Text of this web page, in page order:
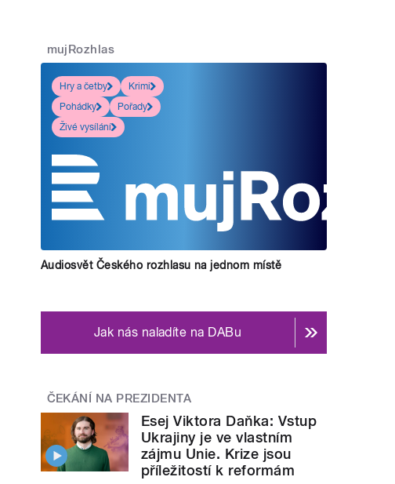
mujRozhlas
Hry a četby
Krimi
Pohádky
Pořady
Živé vysílání
Audiosvět Českého rozhlasu na jednom místě
Jak nás naladíte na DABu
ČEKÁNÍ NA PREZIDENTA
Esej Viktora Daňka: Vstup
Ukrajiny je ve vlastním
zájmu Unie. Krize jsou
příležitostí k reformám